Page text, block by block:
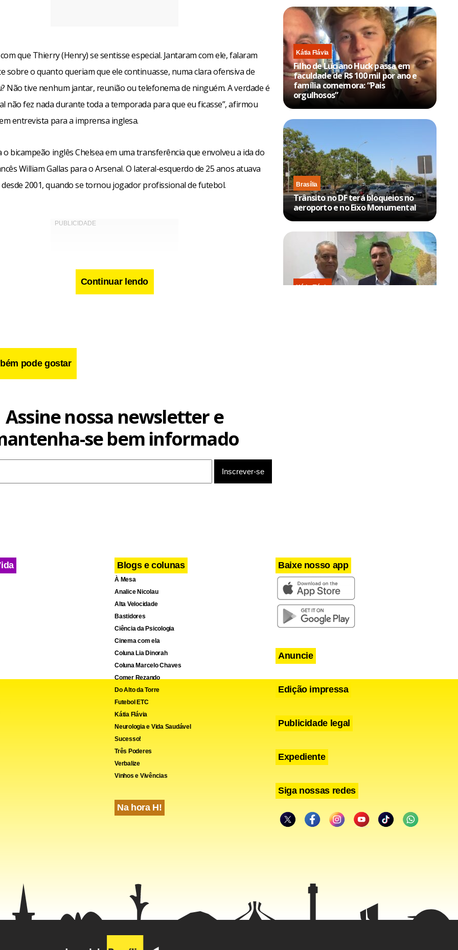
que Thierry (Henry) se sentisse especial. Jantaram com ele, falaram
sobre o quanto queriam que ele continuasse, numa clara ofensiva de
Não tive nenhum jantar, reunião ou telefonema de ninguém. A verdade é
não fez nada durante toda a temporada para que eu ficasse”, afirmou
entrevista para a imprensa inglesa.
o bicampeão inglês Chelsea em uma transferência que envolveu a ida do
William Gallas para o Arsenal. O lateral-esquerdo de 25 anos atuava
desde 2001, quando se tornou jogador profissional de futebol.
WhatsApp
LinkedIn
Twitter
X Telegram
Share
Continuar lendo
pode gostar
Kátia Flávia
Filho de Luciano Huck passa em
faculdade de R$ 100 mil por ano e
família comemora: “Pais
orgulhosos”
Brasília
Trânsito no DF terá bloqueios no
aeroporto e no Eixo Monumental
Kátia Flávia
Assine nossa newsletter e
se bem informado
Blogs e colunas
À Mesa
Analice Nicolau
Alta Velocidade
Bastidores
Ciência da Psicologia
Cinema com ela
Coluna Lia Dinorah
Coluna Marcelo Chaves
Comer Rezando
Do Alto da Torre
Futebol ETC
Kátia Flávia
Neurologia e Vida Saudável
Sucesso!
Três Poderes
Verbalize
Vinhos e Vivências
Na hora H!
Baixe nosso app
Anuncie
Edição impressa
Publicidade legal
Expediente
Siga nossas redes